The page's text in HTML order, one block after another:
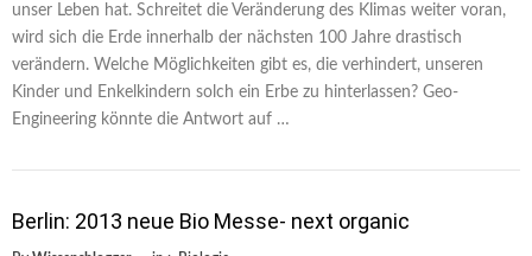
unser Leben hat. Schreitet die Veränderung des Klimas weiter voran,
wird sich die Erde innerhalb der nächsten 100 Jahre drastisch
verändern. Welche Möglichkeiten gibt es, die verhindert, unseren
Kinder und Enkelkindern solch ein Erbe zu hinterlassen? Geo-
Engineering könnte die Antwort auf …
Berlin: 2013 neue Bio Messe- next organic